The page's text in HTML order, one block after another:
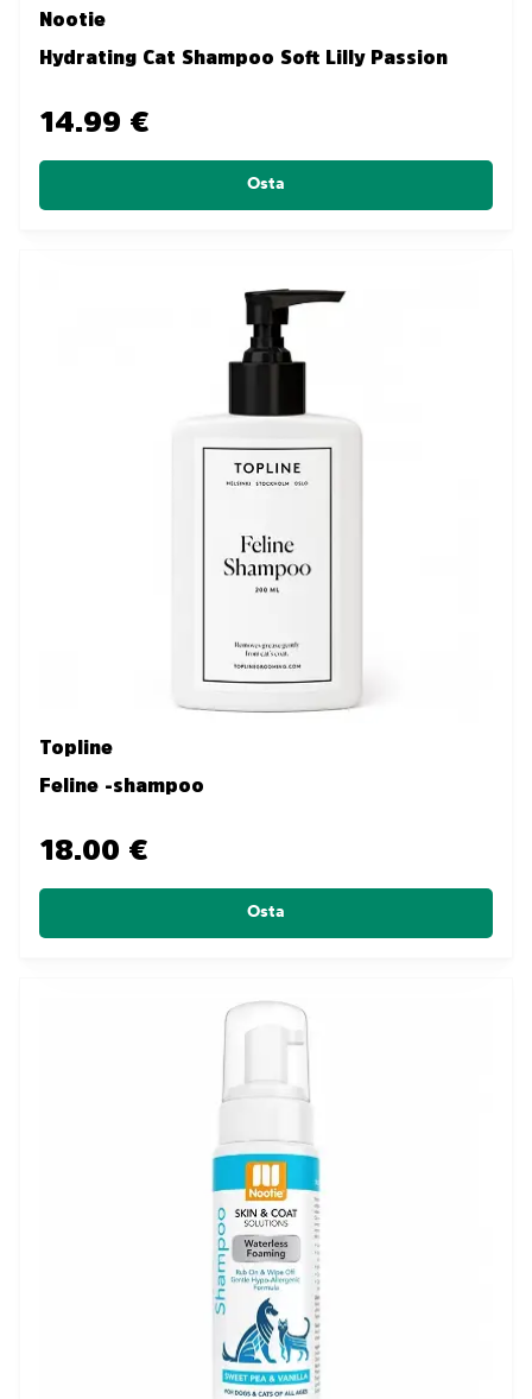
Nootie
Hydrating Cat Shampoo Soft Lilly Passion
14.99 €
Osta
Topline
Feline -shampoo
18.00 €
Osta